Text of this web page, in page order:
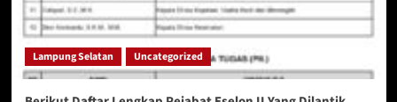
Lampung Selatan Uncategorized